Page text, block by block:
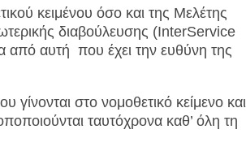
κειμένου όσο και της Μελέτης
διαβούλευσης (InterService
από αυτή που έχει την ευθύνη της
γίνονται στο νομοθετικό κείμενο και
ταυτόχρονα καθ’ όλη τη